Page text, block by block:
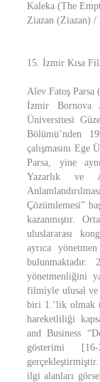
Kaleka (The
Ziazan (Ziazan) /
15. İzmir Kısa
Alev Fatoş Parsa
İzmir Bornova
Üniversitesi
Bölümü’nden
çalışmasını
Parsa, yine
Yazarlık ve
Çözümlemesi”
kazanmıştır.
uluslararası
ayrıca
bulunmaktadır.
yönetmenliğini
filmiyle ulusal ve
biri 1.’lik olmak
hareketliliği
and Business
gösterimi
gerçekleştirmiştir.
ilgi alanları